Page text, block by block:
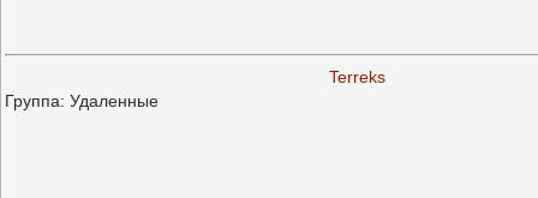
Terreks
Группа: Удаленные